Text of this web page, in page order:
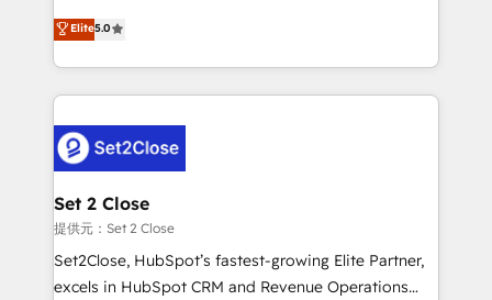
Hospital ABC, Hogares Unión, Yves Rocher,
MacStore, Café Britt, Bella Piel, confiaron en
respuestas para empezar. Te ayudamos a identificar
el primer caso de uso que más impacto te dará.
días.
operations across complex sales cycles, multi
system environments and global SaaS or
manufacturing teams. Trusted by leading enterprises
and fast growing scale ups including Sony, Rapyd,
Design Automation and Uptive. 📊 RevOps & data
architecture 🔗 CRM migrations & End to end
integrations 🤖 AI workflows & enrichment 📘 Team
enablement & company-wide adoption We create
HubSpot environments that teams use with
confidence and that leadership can rely on for
Elite5.0
Set 2 Close
提供元：Set 2 Close
Set2Close, HubSpot’s fastest-growing Elite Partner,
excels in HubSpot CRM and Revenue Operations